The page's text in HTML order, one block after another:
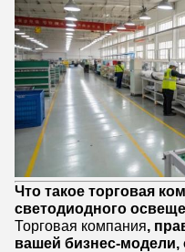
Что такое торговая
светодиодного
Торговая компания,
вашей бизнес-